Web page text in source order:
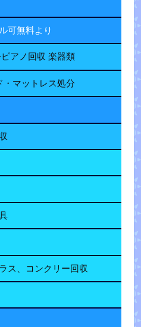
可無料より
アノ回収 楽器類
・マットレス処分
ス、コンクリー回収